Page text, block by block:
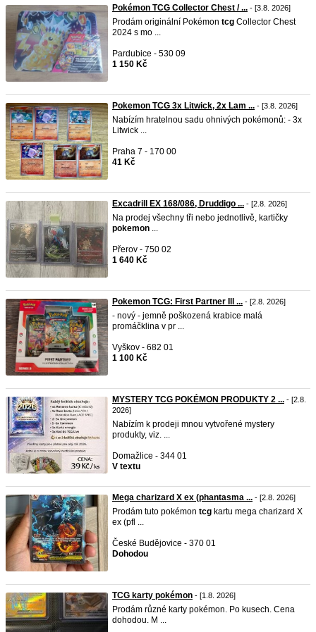
Pokémon TCG Collector Chest / ... - [3.8. 2026]
Prodám originální Pokémon tcg Collector Chest
2024 s mo ...
Pardubice - 530 09
1 150 Kč
Pokemon TCG 3x Litwick, 2x Lam ... - [3.8. 2026]
Nabízím hratelnou sadu ohnivých pokémonů: - 3x
Litwick ...
Praha 7 - 170 00
41 Kč
Excadrill EX 168/086, Druddigo ... - [2.8. 2026]
Na prodej všechny tři nebo jednotlivě, kartičky
pokemon ...
Přerov - 750 02
1 640 Kč
Pokemon TCG: First Partner Ill ... - [2.8. 2026]
- nový - jemně poškozená krabice malá
promáčklina v pr ...
Vyškov - 682 01
1 100 Kč
MYSTERY TCG POKÉMON PRODUKTY 2 ... - [2.8.
2026]
Nabízím k prodeji mnou vytvořené mystery
produkty, viz. ...
Domažlice - 344 01
V textu
Mega charizard X ex (phantasma ... - [2.8. 2026]
Prodám tuto pokémon tcg kartu mega charizard X
ex (pfl ...
České Budějovice - 370 01
Dohodou
TCG karty pokémon - [1.8. 2026]
Prodám různé karty pokémon. Po kusech. Cena
dohodou. M ...